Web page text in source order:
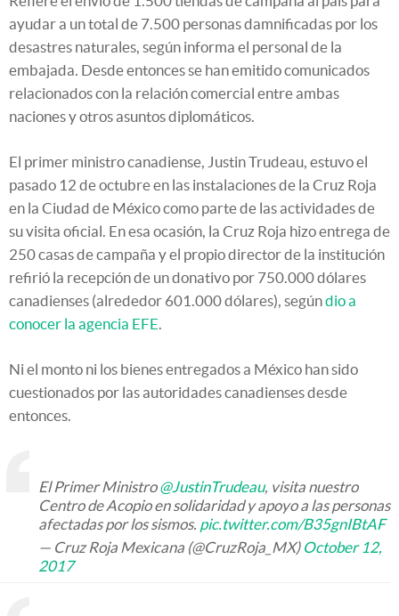
ayudar a un total de 7.500 personas damnificadas por los
desastres naturales, según informa el personal de la
embajada. Desde entonces se han emitido comunicados
relacionados con la relación comercial entre ambas
naciones y otros asuntos diplomáticos.
El primer ministro canadiense, Justin Trudeau, estuvo el
pasado 12 de octubre en las instalaciones de la Cruz Roja
en la Ciudad de México como parte de las actividades de
su visita oficial. En esa ocasión, la Cruz Roja hizo entrega de
250 casas de campaña y el propio director de la institución
refirió la recepción de un donativo por 750.000 dólares
canadienses (alrededor 601.000 dólares), segúndio a
conocer la agencia EFE.
Ni el monto ni los bienes entregados a México han sido
cuestionados por las autoridades canadienses desde
entonces.
El Primer Ministro@JustinTrudeau, visita nuestro
Centro de Acopio en solidaridad y apoyo a las personas
afectadas por los sismos. pic.twitter.com/B35gnIBtAF
— Cruz Roja Mexicana (@CruzRoja_MX) October 12,
2017